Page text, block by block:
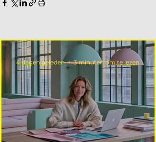
4 dagen geleden 3 minuten om te lezen